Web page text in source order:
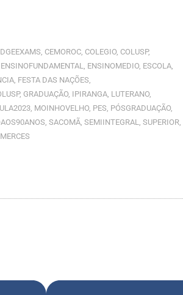
CEMOROC COLEGIO COLUSP,
ENSINOFUNDAMENTAL ENSINOMEDIO ESCOLA
FESTA DAS NAÇÕES
, GRADUAÇÃO IPIRANGA LUTERANO
MOINHOVELHO PES PÓSGRADUAÇÃO
SACOMÃ SEMIINTEGRAL SUPERIOR